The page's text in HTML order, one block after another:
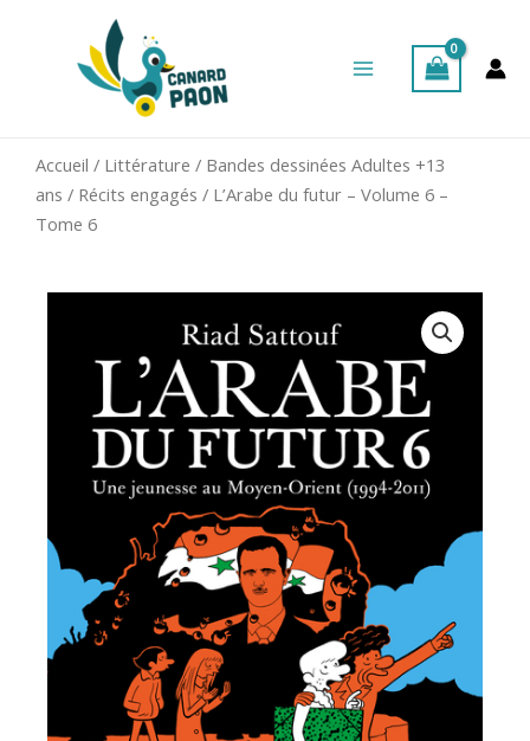
Menu
Accueil / Littérature / Bandes dessinées Adultes +13
ans / Récits engagés / L’Arabe du futur – Volume 6 –
Tome 6